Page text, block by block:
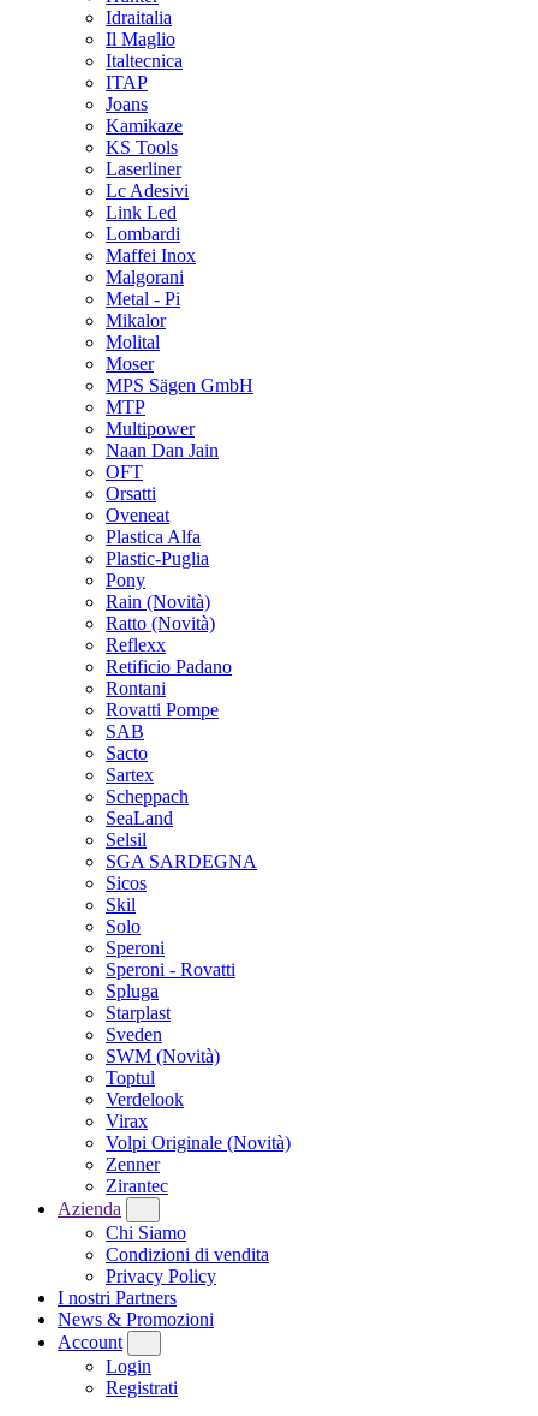
Idraitalia
Il Maglio
Italtecnica
ITAP
Joans
Kamikaze
KS Tools
Laserliner
Lc Adesivi
Link Led
Lombardi
Maffei Inox
Malgorani
Metal - Pi
Mikalor
Molital
Moser
MPS Sägen GmbH
MTP
Multipower
Naan Dan Jain
OFT
Orsatti
Oveneat
Plastica Alfa
Plastic-Puglia
Pony
Rain (Novità)
Ratto (Novità)
Reflexx
Retificio Padano
Rontani
Rovatti Pompe
SAB
Sacto
Sartex
Scheppach
SeaLand
Selsil
SGA SARDEGNA
Sicos
Skil
Solo
Speroni
Speroni - Rovatti
Spluga
Starplast
Sveden
SWM (Novità)
Toptul
Verdelook
Virax
Volpi Originale (Novità)
Zenner
Zirantec
Azienda
Chi Siamo
Condizioni di vendita
Privacy Policy
I nostri Partners
News & Promozioni
Account
Login
Registrati